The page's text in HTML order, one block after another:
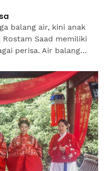
balang air, kini anak
Saad memiliki
perisa. Air balang